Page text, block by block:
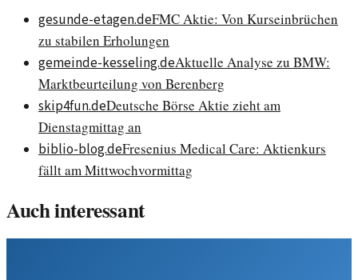
gesunde-etagen.deFMC Aktie: Von Kurseinbrüchen
zu stabilen Erholungen
gemeinde-kesseling.deAktuelle Analyse zu BMW:
Marktbeurteilung von Berenberg
skip4fun.deDeutsche Börse Aktie zieht am
Dienstagmittag an
biblio-blog.deFresenius Medical Care: Aktienkurs
fällt am Mittwochvormittag
Auch interessant